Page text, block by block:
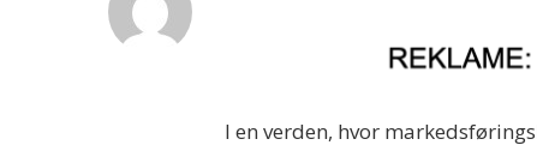
I en verden, hvor